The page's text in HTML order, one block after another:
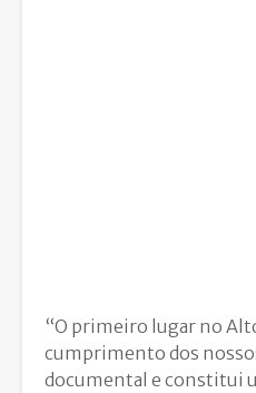
“O primeiro lugar no
cumprimento dos
documental e constitui